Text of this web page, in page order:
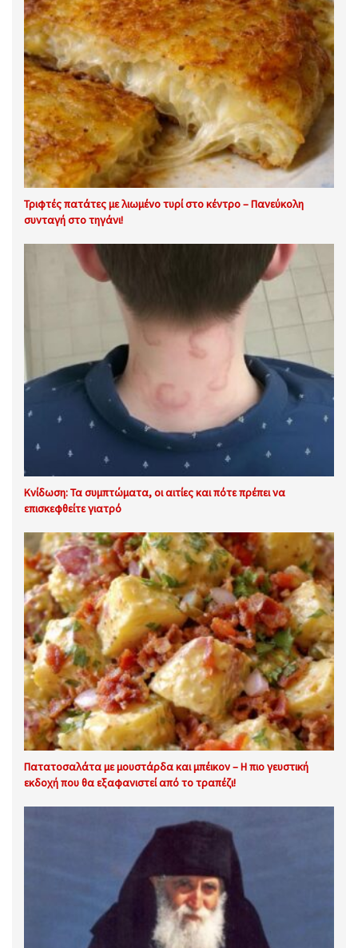
Τριφτές πατάτες με λιωμένο τυρί στο κέντρο – Πανεύκολη
συνταγή στο τηγάνι!
Κνίδωση: Τα συμπτώματα, οι αιτίες και πότε πρέπει να
επισκεφθείτε γιατρό
Πατατοσαλάτα με μουστάρδα και μπέικον – Η πιο γευστική
εκδοχή που θα εξαφανιστεί από το τραπέζι!